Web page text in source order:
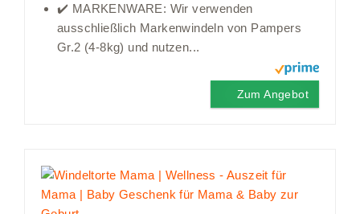
✔️ MARKENWARE: Wir verwenden
ausschließlich Markenwindeln von Pampers
Gr.2 (4-8kg) und nutzen...
Zum Angebot